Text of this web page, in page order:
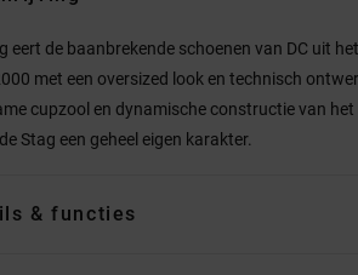
eert de baanbrekende schoenen van DC uit
met een oversized look en technisch
cupzool en dynamische constructie van het
Stag een geheel eigen karakter.
& functies